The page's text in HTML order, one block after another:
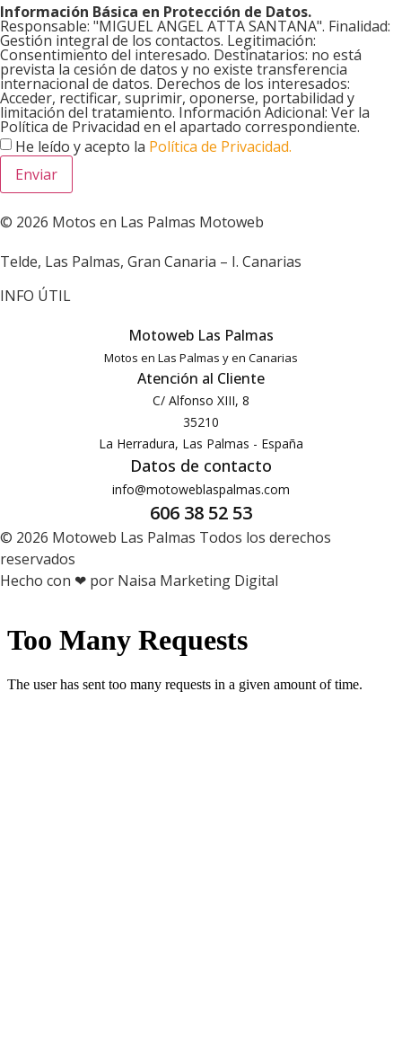
Información Básica en Protección de Datos.
Responsable: "MIGUEL ANGEL ATTA SANTANA". Finalidad:
Gestión integral de los contactos. Legitimación:
Consentimiento del interesado. Destinatarios: no está
prevista la cesión de datos y no existe transferencia
internacional de datos. Derechos de los interesados:
Acceder, rectificar, suprimir, oponerse, portabilidad y
limitación del tratamiento. Información Adicional: Ver la
Política de Privacidad en el apartado correspondiente.
He leído y acepto la Política de Privacidad.
Enviar
© 2026 Motos en Las Palmas Motoweb
Telde, Las Palmas, Gran Canaria – I. Canarias
INFO ÚTIL
Motoweb Las Palmas
Motos en Las Palmas y en Canarias
Atención al Cliente
C/ Alfonso XIII, 8
35210
La Herradura, Las Palmas - España
Datos de contacto
info@motoweblaspalmas.com
606 38 52 53
© 2026 Motoweb Las Palmas Todos los derechos
reservados
Hecho con ❤ por Naisa Marketing Digital